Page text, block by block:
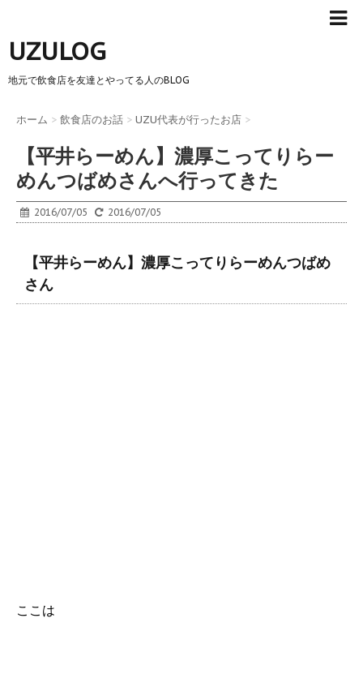
UZULOG
地元で飲食店を友達とやってる人のBLOG
ホーム > 飲食店のお話 > UZU代表が行ったお店 >
【平井らーめん】濃厚こってりらー
めんつばめさんへ行ってきた
2016/07/05 2016/07/05
【平井らーめん】濃厚こってりらーめんつばめ
さん
ここは